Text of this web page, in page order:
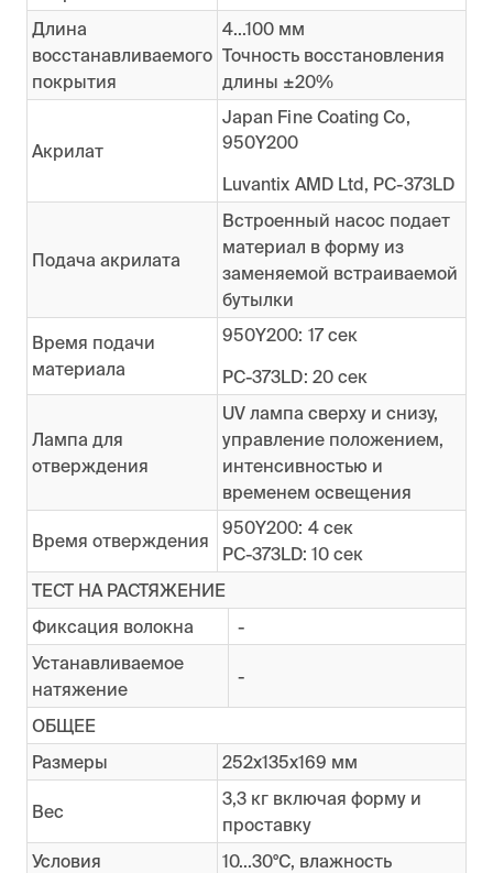
Длина
восстанавливаемого
покрытия
4...100 мм
Точность восстановления
длины ±20%
Акрилат
Japan Fine Coating Co,
950Y200
Luvantix AMD Ltd, PC-373LD
Подача акрилата
Встроенный насос подает
материал в форму из
заменяемой встраиваемой
бутылки
Время подачи
материала
950Y200: 17 сек
PC-373LD: 20 сек
Лампа для
отверждения
UV лампа сверху и снизу,
управление положением,
интенсивностью и
временем освещения
Время отверждения
950Y200: 4 сек
PC-373LD: 10 сек
ТЕСТ НА РАСТЯЖЕНИЕ
Фиксация волокна
-
Устанавливаемое
натяжение
-
ОБЩЕЕ
Размеры
252х135х169 мм
Вес
3,3 кг включая форму и
проставку
Условия
10...30°C, влажность